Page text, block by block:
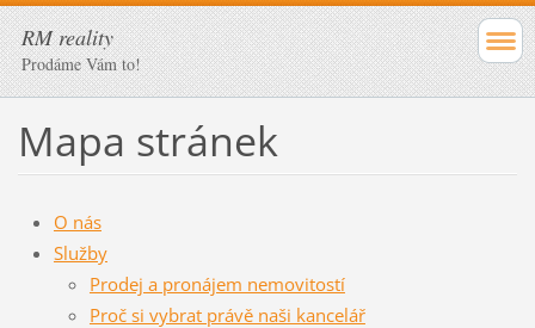
RM reality
Prodáme Vám to!
Mapa stránek
O nás
Služby
Prodej a pronájem nemovitostí
Proč si vybrat právě naši kancelář